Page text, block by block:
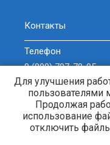
Контакты
Телефон
8 (800) 707-78-05
ОБРАТНЫЙ
Генераторы и
Для улучшения
Продолжая
использование
отключить